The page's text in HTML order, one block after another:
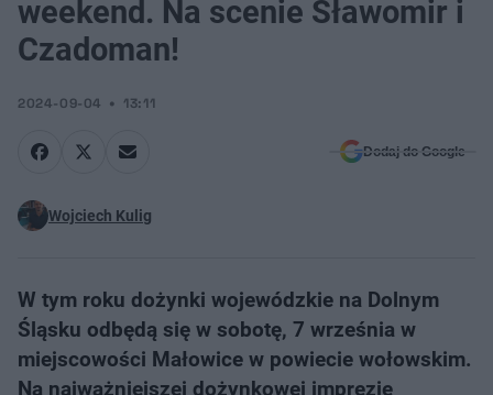
weekend. Na scenie Sławomir i
Czadoman!
2024-09-04 13:11
Dodaj do Google
Wojciech Kulig
W tym roku dożynki wojewódzkie na Dolnym
Śląsku odbędą się w sobotę, 7 września w
miejscowości Małowice w powiecie wołowskim.
Na najważniejszej dożynkowej imprezie